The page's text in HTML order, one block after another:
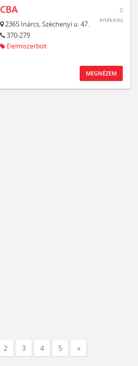
CBA
2365 Inárcs,Széchenyi u. 47.
370-279
Élelmiszerbolt
0
értékelés
MEGNÉZEM
2 3 4 5 »